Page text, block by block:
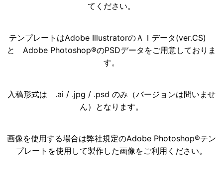
てください。
テンプレートはAdobe IllustratorのＡＩデータ(ver.CS)
と Adobe Photoshop®のPSDデータをご用意しておりま
す。
入稿形式は .ai / .jpg / .psd のみ（バージョンは問いませ
ん）となります。
画像を使用する場合は弊社規定のAdobe Photoshop®テン
プレートを使用して製作した画像をご利用ください。